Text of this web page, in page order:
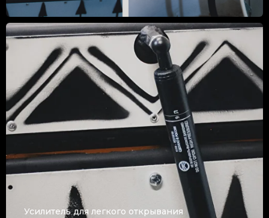
Усилитель для легкого открывания